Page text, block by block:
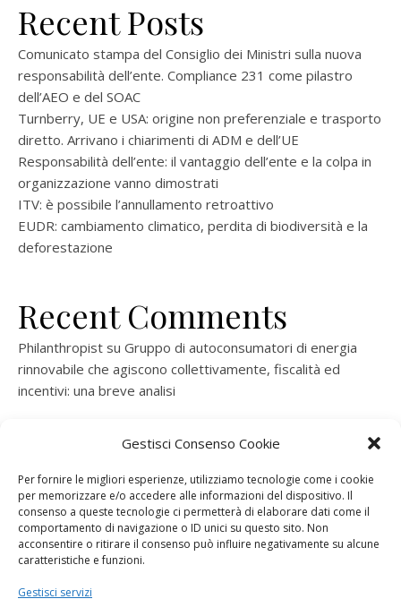
Gestisci Consenso Cookie
Per fornire le migliori esperienze, utilizziamo tecnologie come i cookie
per memorizzare e/o accedere alle informazioni del dispositivo. Il
consenso a queste tecnologie ci permetterà di elaborare dati come il
comportamento di navigazione o ID unici su questo sito. Non
acconsentire o ritirare il consenso può influire negativamente su alcune
caratteristiche e funzioni.
Gestisci servizi
Recent Posts
Comunicato stampa del Consiglio dei Ministri sulla nuova
responsabilità dell’ente. Compliance 231 come pilastro
dell’AEO e del SOAC
Turnberry, UE e USA: origine non preferenziale e trasporto
diretto. Arrivano i chiarimenti di ADM e dell’UE
Responsabilità dell’ente: il vantaggio dell’ente e la colpa in
organizzazione vanno dimostrati
ITV: è possibile l’annullamento retroattivo
EUDR: cambiamento climatico, perdita di biodiversità e la
deforestazione
Recent Comments
Philanthropist su Gruppo di autoconsumatori di energia
rinnovabile che agiscono collettivamente, fiscalità ed
incentivi: una breve analisi
rinnovabile che agiscono collettivamente, fiscalità ed
ramatogelsuGruppo di autoconsumatori di energia
rinnovabile che agiscono collettivamente, fiscalità ed
incentivi: una breve analisi
consorzio per la produzione di energia elettrica